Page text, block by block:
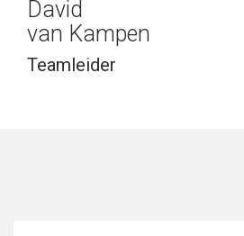
David
van Kampen
Teamleider